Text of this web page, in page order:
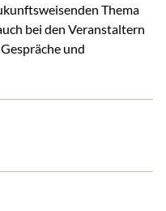
Thema
bei den Veranstaltern
und